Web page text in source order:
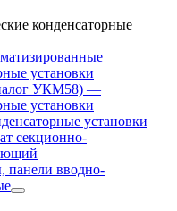
конденсаторные
установки
УКМ58) —
установки
установки
секционно-
панели вводно-